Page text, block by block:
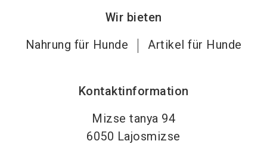
Wir bieten
Nahrung für Hunde
Artikel für Hunde
Kontaktinformation
Mizse tanya 94
6050 Lajosmizse